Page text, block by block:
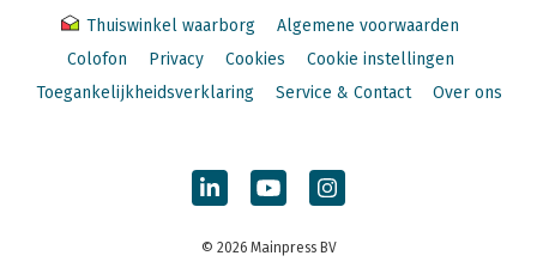
Thuiswinkel waarborg
Algemene voorwaarden
Colofon
Privacy Cookies
Cookie instellingen
Toegankelijkheidsverklaring
Service & Contact Over ons
© 2026 Mainpress BV